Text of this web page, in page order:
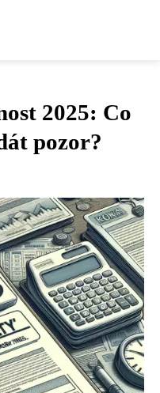
2025: Co
pozor?